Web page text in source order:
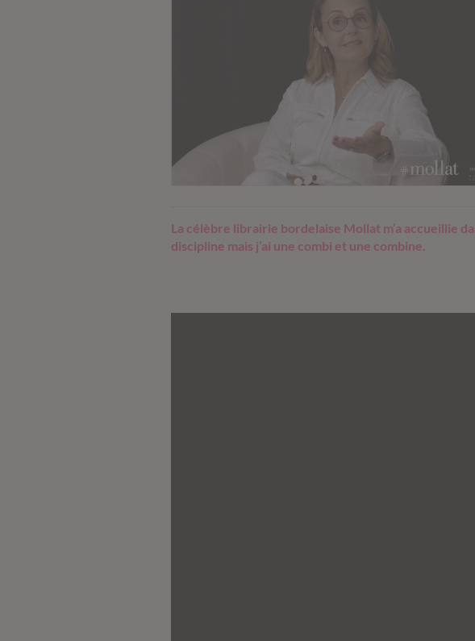
La célèbre librairie bordelaise Mollat m’a accueillie
discipline mais j’ai une combi et une combine.